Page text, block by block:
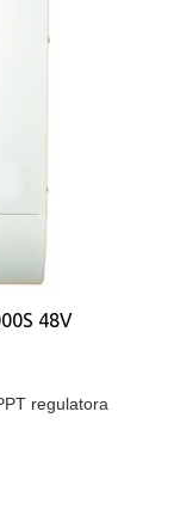
48V
regulatora